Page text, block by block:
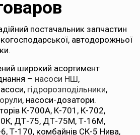
постачальник запчастин
автодорожньої
широкий асортимент
– насоси НШ,
гідророзподільники,
, насоси-дозатори.
К-700А, К-701, К-702,
ДТ-75, ДТ-75М, Т-16М,
Т-170, комбайнів СК-5 Нива,